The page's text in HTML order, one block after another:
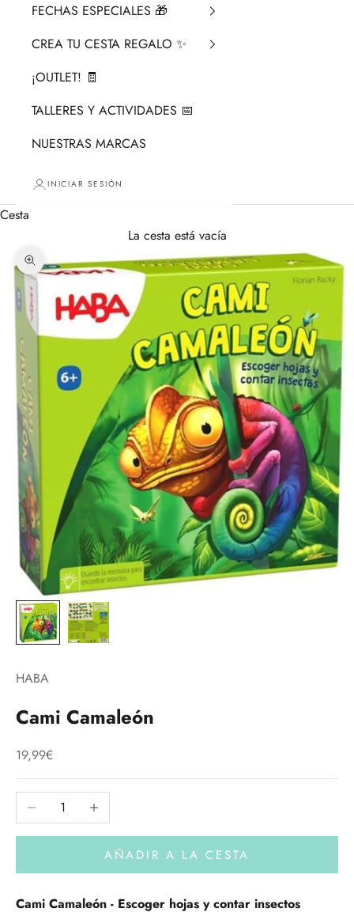
FECHAS ESPECIALES 🎁
CREA TU CESTA REGALO ✨
¡OUTLET! 🧾
TALLERES Y ACTIVIDADES 📅
NUESTRAS MARCAS
INICIAR SESIÓN
Cesta
La cesta está vacía
Zoom
HABA
Cami Camaleón
Precio de oferta
19,99€
Reducir cantidadAumentar cantidad
AÑADIR A LA CESTA
Cami Camaleón - Escoger hojas y contar insectos